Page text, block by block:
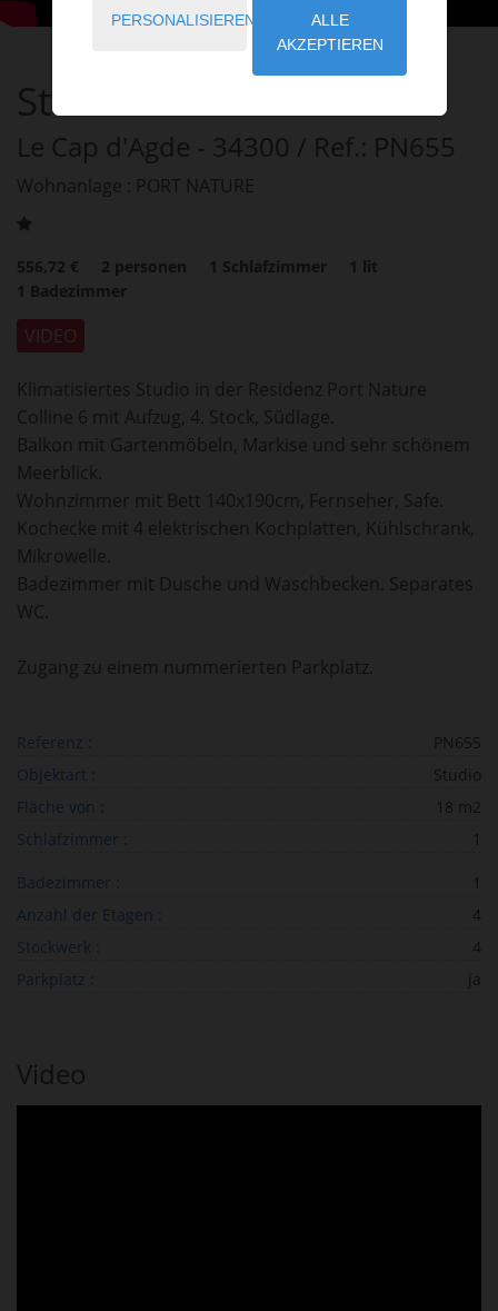
Studio PN655
Le Cap d'Agde - 34300 / Ref.: PN655
Wohnanlage : PORT NATURE
556,72 € 2 personen 1 Schlafzimmer 1 lit
1 Badezimmer
VIDEO
Klimatisiertes Studio in der Residenz Port Nature
Colline 6 mit Aufzug, 4. Stock, Südlage.
Balkon mit Gartenmöbeln, Markise und sehr schönem
Meerblick.
Wohnzimmer mit Bett 140x190cm, Fernseher, Safe.
Kochecke mit 4 elektrischen Kochplatten, Kühlschrank,
Mikrowelle.
Badezimmer mit Dusche und Waschbecken. Separates
WC.
Zugang zu einem nummerierten Parkplatz.
Referenz :
PN655
Objektart :
Studio
Fläche von :
18 m2
Schlafzimmer :
Badezimmer :
Anzahl der Etagen :
4
Stockwerk :
4
Parkplatz :
ja
Video
PERSONALISIEREN
ALLE
AKZEPTIEREN